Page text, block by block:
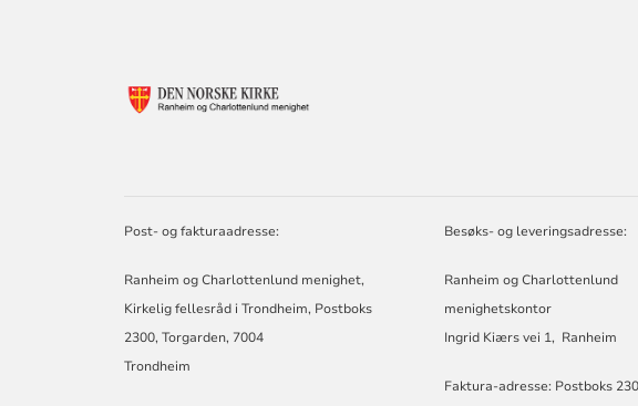
Post- og fakturaadresse:
Ranheim og Charlottenlund menighet,
Kirkelig fellesråd i Trondheim, Postboks
2300, Torgarden, 7004
Trondheim
Besøks- og leveringsadresse:
Ranheim og Charlottenlund
Ingrid Kiærs vei 1, Ranheim
Faktura-adresse: Postboks